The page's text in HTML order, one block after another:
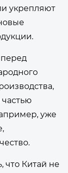
укрепляют
частью
уже
что Китай не